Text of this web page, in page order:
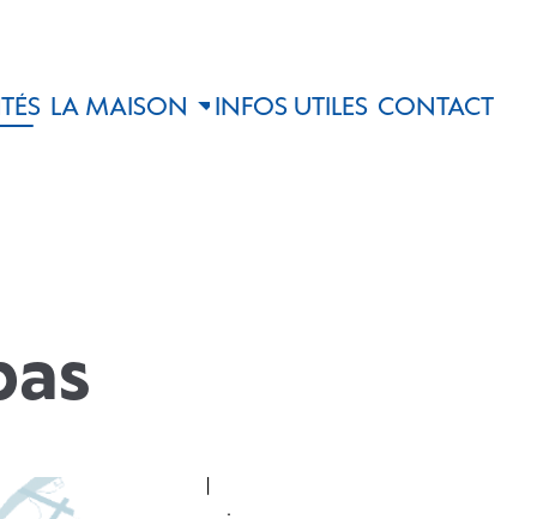
LA MAISON INFOS UTILES CONTACT